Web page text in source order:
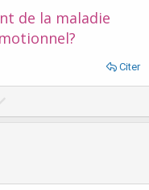
de la maladie
Citer
o
v